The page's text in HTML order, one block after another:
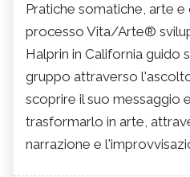
Pratiche somatiche, arte
processo Vita/Arte®
Halprin in California guido
gruppo attraverso
scoprire il suo messaggio
trasformarlo in arte,
narrazione e